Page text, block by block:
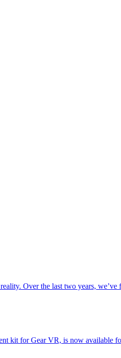
Over the last two years, we’ve
kit for Gear VR, is now available